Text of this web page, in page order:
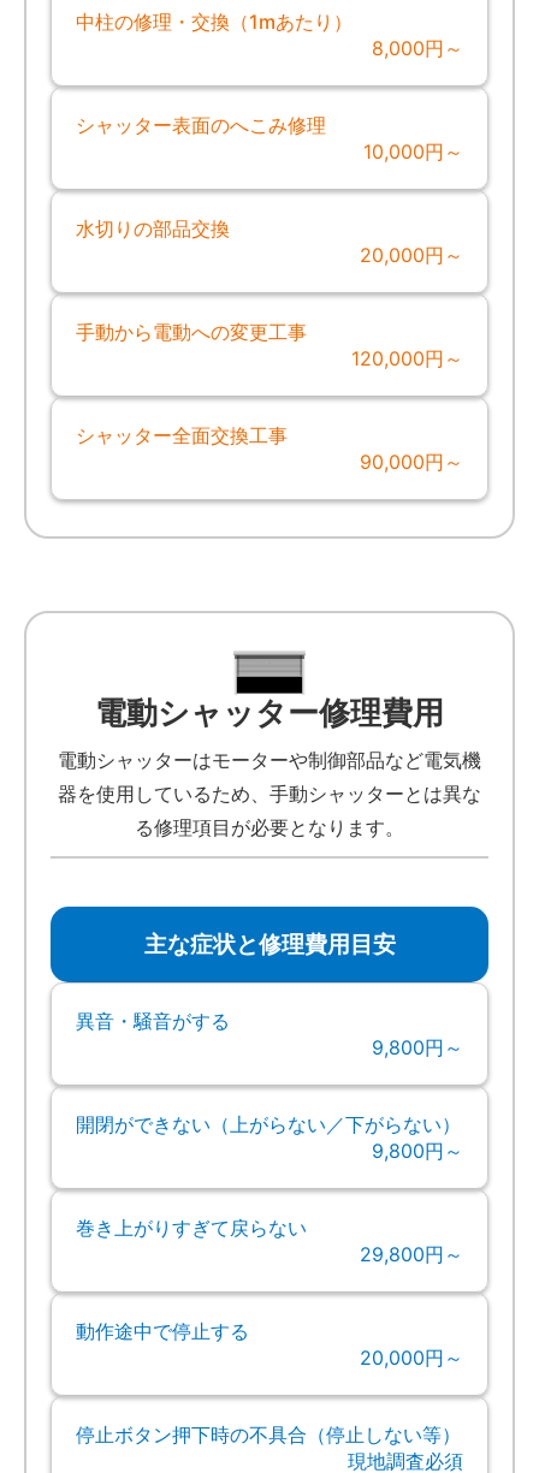
中柱の修理・交換（1mあたり）
8,000円～
シャッター表面のへこみ修理
10,000円～
水切りの部品交換
20,000円～
手動から電動への変更工事
120,000円～
シャッター全面交換工事
90,000円～
電動シャッター修理費用
電動シャッターはモーターや制御部品など電気機
器を使用しているため、手動シャッターとは異な
る修理項目が必要となります。
主な症状と修理費用目安
異音・騒音がする
9,800円～
開閉ができない（上がらない／下がらない）
9,800円～
巻き上がりすぎて戻らない
29,800円～
動作途中で停止する
20,000円～
停止ボタン押下時の不具合（停止しない等）
現地調査必須